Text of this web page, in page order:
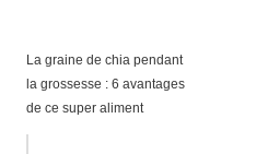
La graine de chia pendant
la grossesse : 6 avantages
de ce super aliment